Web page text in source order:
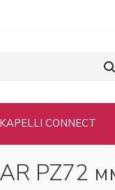
KAPELLI CONNECT
PZ72